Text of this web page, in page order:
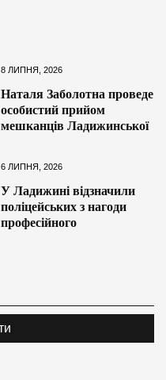
8 ЛИПНЯ, 2026
Наталя Заболотна проведе
особистий прийом
мешканців Ладижинської
6 ЛИПНЯ, 2026
У Ладижині відзначили
поліцейських з нагоди
професійного